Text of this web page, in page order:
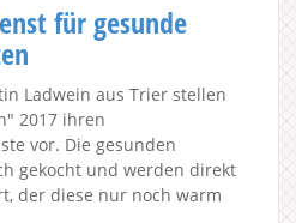
für gesunde
Ladwein aus Trier stellen
2017 ihren
vor. Die gesunden
gekocht und werden direkt
der diese nur noch warm